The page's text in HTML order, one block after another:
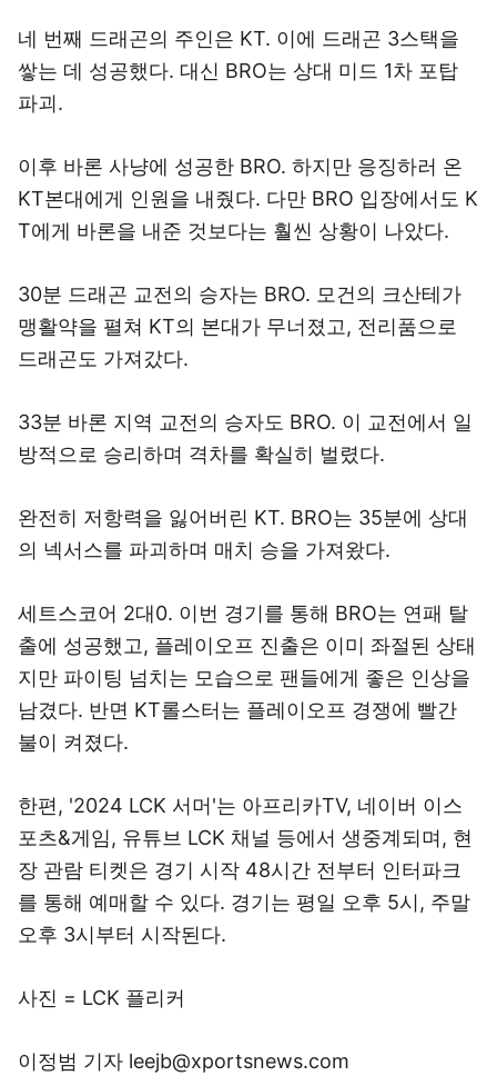
네 번째 드래곤의 주인은 KT. 이에 드래곤 3스택을
쌓는 데 성공했다. 대신 BRO는 상대 미드 1차 포탑
파괴.
이후 바론 사냥에 성공한 BRO. 하지만 응징하러 온
KT본대에게 인원을 내줬다. 다만 BRO 입장에서도 K
T에게 바론을 내준 것보다는 훨씬 상황이 나았다.
30분 드래곤 교전의 승자는 BRO. 모건의 크산테가
맹활약을 펼쳐 KT의 본대가 무너졌고, 전리품으로
드래곤도 가져갔다.
33분 바론 지역 교전의 승자도 BRO. 이 교전에서 일
방적으로 승리하며 격차를 확실히 벌렸다.
완전히 저항력을 잃어버린 KT. BRO는 35분에 상대
의 넥서스를 파괴하며 매치 승을 가져왔다.
세트스코어 2대0. 이번 경기를 통해 BRO는 연패 탈
출에 성공했고, 플레이오프 진출은 이미 좌절된 상태
지만 파이팅 넘치는 모습으로 팬들에게 좋은 인상을
남겼다. 반면 KT롤스터는 플레이오프 경쟁에 빨간
불이 켜졌다.
한편, '2024 LCK 서머'는 아프리카TV, 네이버 이스
포츠&게임, 유튜브 LCK 채널 등에서 생중계되며, 현
장 관람 티켓은 경기 시작 48시간 전부터 인터파크
를 통해 예매할 수 있다. 경기는 평일 오후 5시, 주말
오후 3시부터 시작된다.
사진 = LCK 플리커
이정범 기자 leejb@xportsnews.com